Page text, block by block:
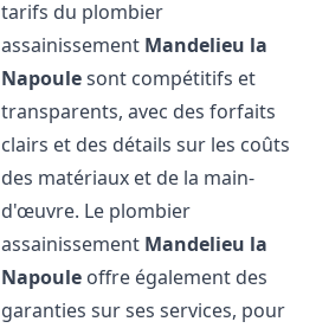
tarifs du plombier
assainissement Mandelieu la
Napoulesont compétitifs et
transparents, avec des forfaits
clairs et des détails sur les coûts
des matériaux et de la main-
d'œuvre. Le plombier
assainissement Mandelieu la
Napoule offre également des
garanties sur ses services, pour